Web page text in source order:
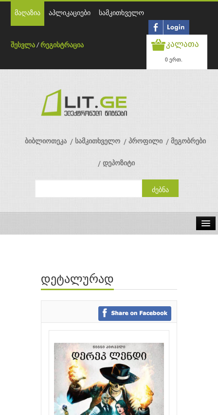
მაღაზია აპლიკაციები სამკითხველო
შესვლა /რეგისტრაცია კალათა
0 ერთ.
ბიბლიოთეკა სამკითხველო პროფილი მეგობრები
დეპოზიტი
ავტორები
გამომცემლობები
დეტალურად